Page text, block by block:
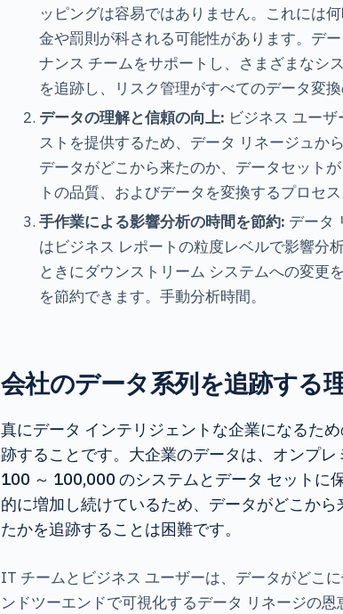
ッピングは容易ではありません。これには
金や罰則が科される可能性があります。デ
ナンス チームをサポートし、さまざまなシ
を追跡し、リスク管理がすべてのデータ変
データの理解と信頼の向上: ビジネス ユー
ストを提供するため、データ リネージュか
データがどこから来たのか、データセット
トの品質、およびデータを変換するプロセス
手作業による影響分析の時間を節約: データ
はビジネス レポートの粒度レベルで影響分
ときにダウンストリーム システムへの変更
を節約できます。手動分析時間。
会社のデータ系列を追跡する
真にデータ インテリジェントな企業になるた
跡することです。大企業のデータは、オンプ
100 ～ 100,000 のシステムとデータ セットに
的に増加し続けているため、データがどこか
たかを追跡することは困難です。
IT チームとビジネス ユーザーは、データがどこ
ンドツーエンドで可視化するデータ リネージの